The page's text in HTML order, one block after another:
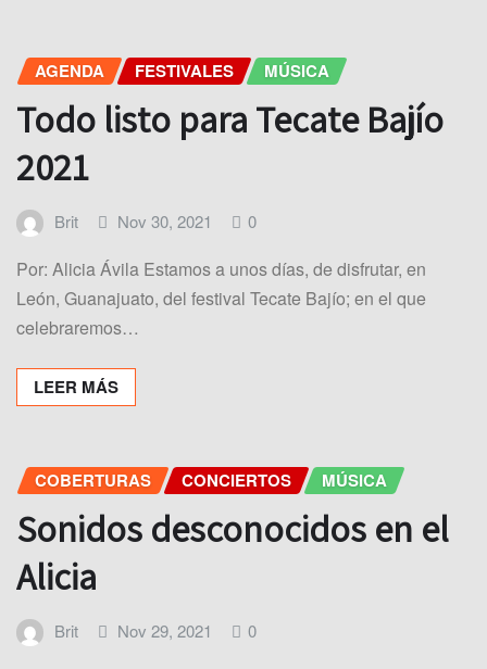
AGENDA FESTIVALES MÚSICA
Todo listo para Tecate Bajío
2021
Brit Nov 30, 2021 0
Por: Alicia Ávila Estamos a unos días, de disfrutar, en
León, Guanajuato, del festival Tecate Bajío; en el que
celebraremos…
LEER MÁS
COBERTURAS CONCIERTOS MÚSICA
Sonidos desconocidos en el
Alicia
Brit Nov 29, 2021 0